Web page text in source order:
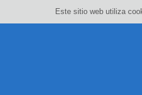
Este sitio web utiliza